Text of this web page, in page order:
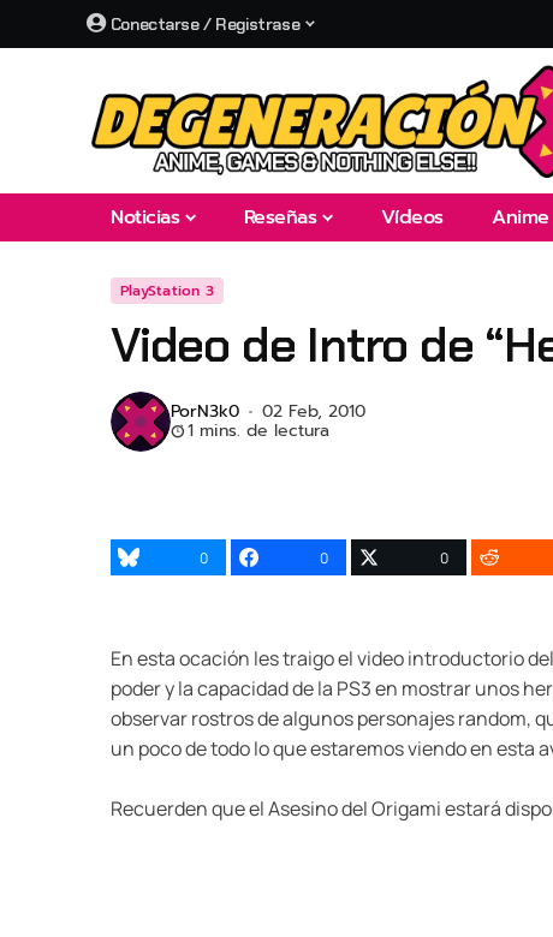
Conectarse / Registrase
Noticias Reseñas Vídeos Anime
PlayStation 3
Video de Intro de
PorN3k0 02 Feb, 2010
1 mins. de lectura
0 0 0
En esta ocación les traigo el video introductorio
poder y la capacidad de la PS3 en mostrar unos
observar rostros de algunos personajes random,
un poco de todo lo que estaremos viendo en esta
Recuerden que el Asesino del Origami estará